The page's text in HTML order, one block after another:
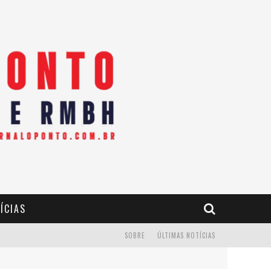
ÚLTIMAS NOTÍCIAS
SOBRE